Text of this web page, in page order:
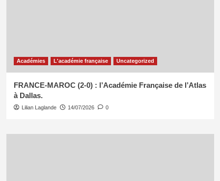
Académies L'académie française Uncategorized
FRANCE-MAROC (2-0) : l’Académie Française de l’Atlas
à Dallas.
Lilian Laglande 14/07/2026 0